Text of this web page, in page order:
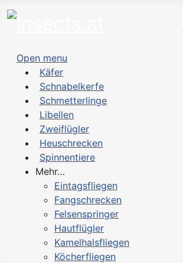
Open menu
Käfer
Schnabelkerfe
Schmetterlinge
Libellen
Zweiflügler
Heuschrecken
Spinnentiere
Mehr…
Eintagsfliegen
Fangschrecken
Felsenspringer
Hautflügler
Kamelhalsfliegen
Köcherfliegen